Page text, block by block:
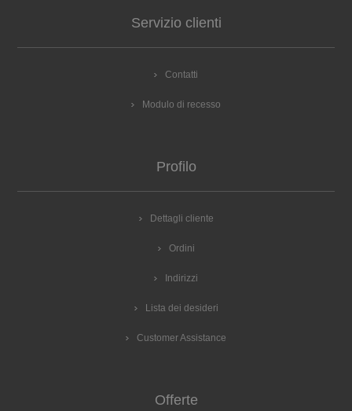
Servizio clienti
Contatti
Modulo di recesso
Profilo
Dettagli cliente
Ordini
Indirizzi
Lista dei desideri
Customer Assistance
Offerte